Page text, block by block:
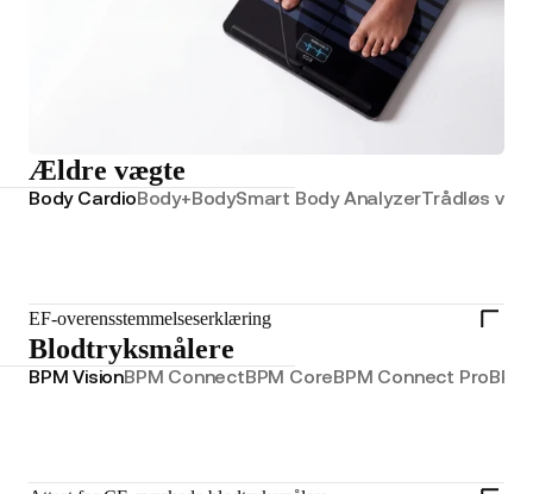
Ældre vægte
Body CardioBody+BodySmart Body AnalyzerTrådløs
EF-overensstemmelseserklæring
Blodtryksmålere
BPM VisionBPM ConnectBPM CoreBPM Connect Pro